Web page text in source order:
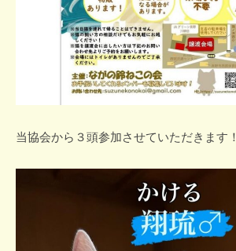
当協会から３頭参加させていただきます！